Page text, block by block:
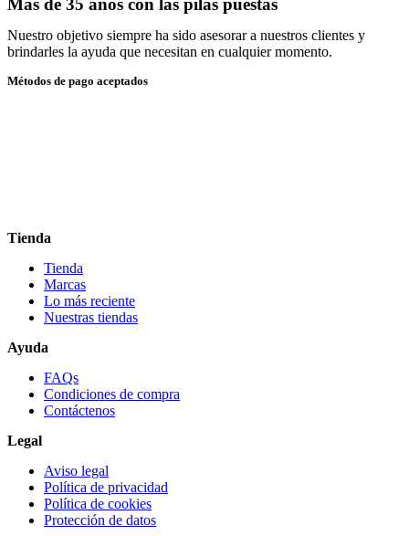
Más de 35 años con las pilas puestas
Nuestro objetivo siempre ha sido asesorar a nuestros clientes y
brindarles la ayuda que necesitan en cualquier momento.
Métodos de pago aceptados
Tienda
Tienda
Marcas
Lo más reciente​
Nuestras tiendas​
Ayuda
FAQs
Condiciones de compra
Contáctenos
Legal
Aviso legal
Política de privacidad
Política de cookies
Protección de datos